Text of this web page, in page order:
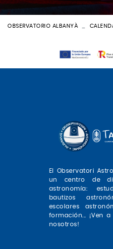
OBSERVATORIO ALBANYÀ
El Observatori
un centro de
astronomía:
bautizos
escolares
formación... ¡Ven
nosotros!